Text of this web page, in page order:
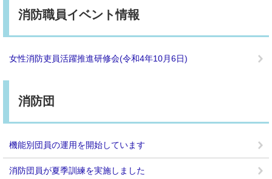
消防職員イベント情報
女性消防吏員活躍推進研修会(令和4年10月6日)
消防団
機能別団員の運用を開始しています
消防団員が夏季訓練を実施しました